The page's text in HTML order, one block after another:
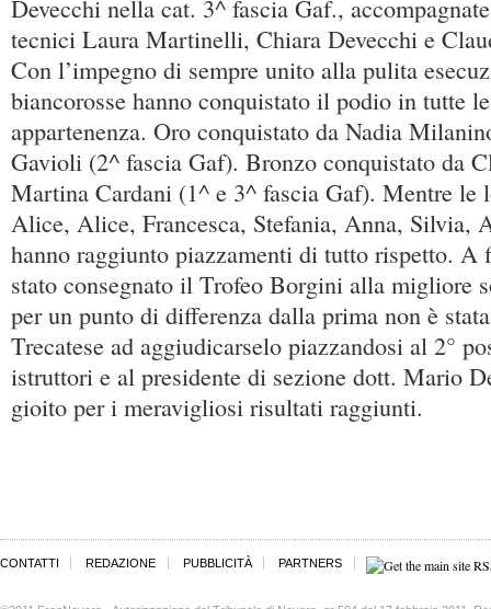
Devecchi nella cat. 3^ fascia Gaf.,
tecnici Laura Martinelli, Chiara Devecchi e
Con l’impegno di sempre unito alla pulita
biancorosse hanno conquistato il podio in tutte
appartenenza. Oro conquistato da Nadia
Gavioli (2^ fascia Gaf). Bronzo conquistato da
Martina Cardani (1^ e 3^ fascia Gaf). Mentre le
Alice, Alice, Francesca, Stefania, Anna, Silvia,
hanno raggiunto piazzamenti di tutto rispetto. A
stato consegnato il Trofeo Borgini alla migliore
per un punto di differenza dalla prima non è
Trecatese ad aggiudicarselo piazzandosi al 2°
istruttori e al presidente di sezione dott. Mario
gioito per i meravigliosi risultati raggiunti.
CONTATTI REDAZIONE PUBBLICITÀ PARTNERS